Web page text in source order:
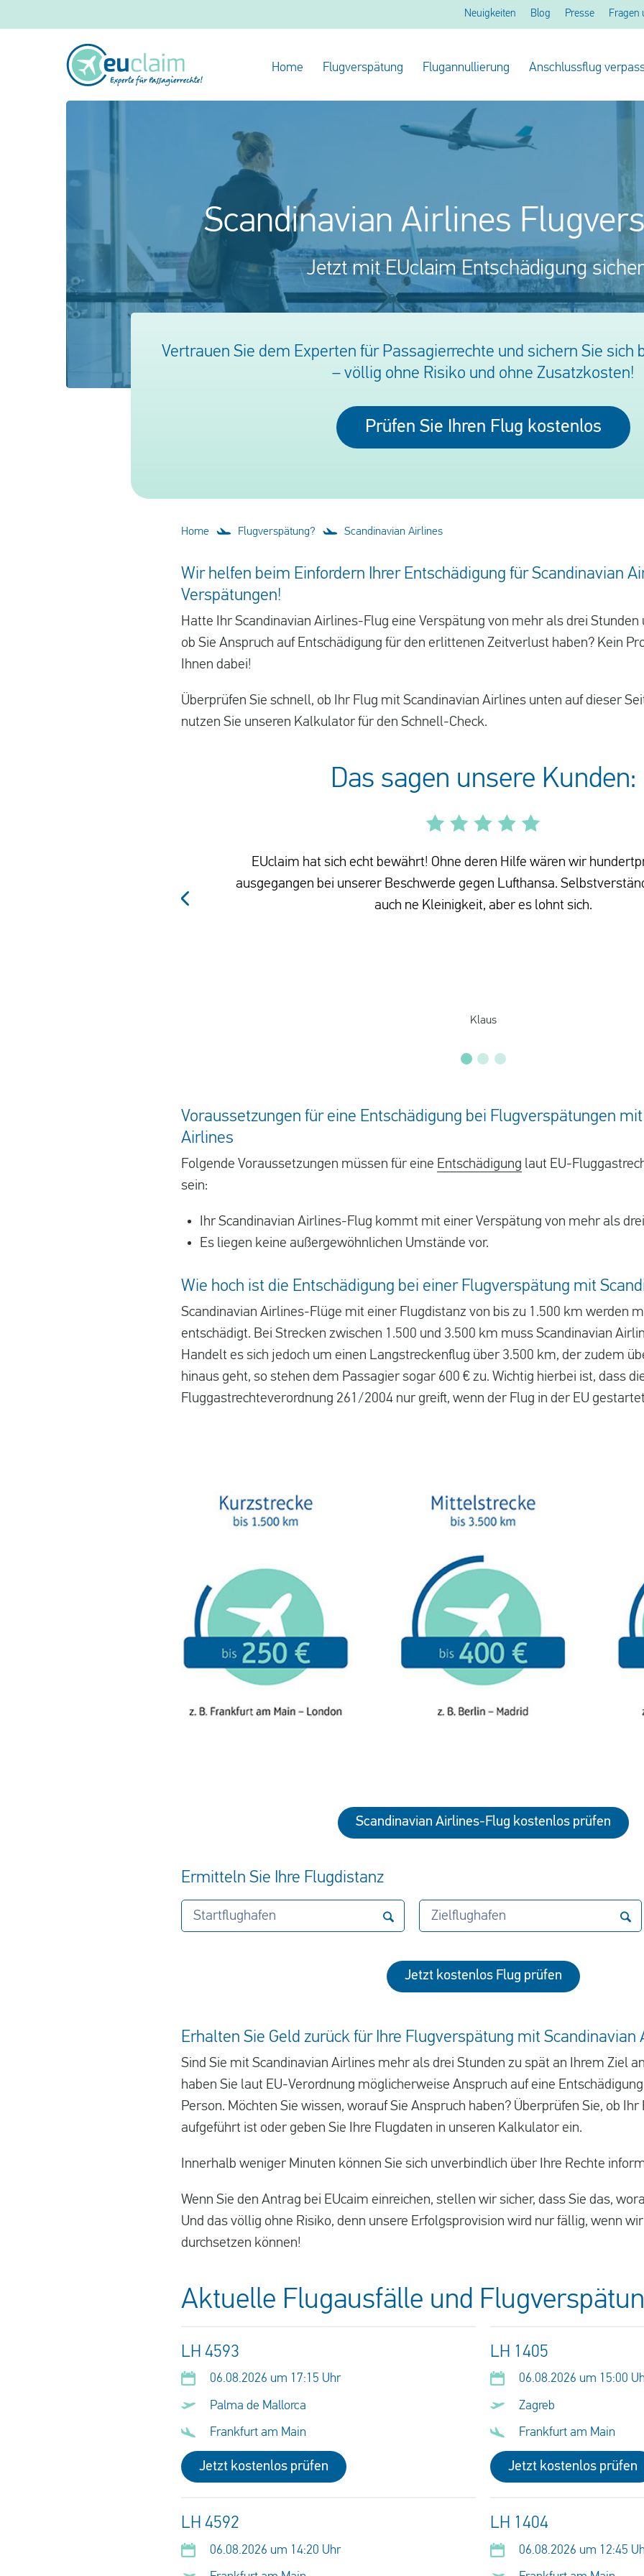
Neuigkeiten Blog Presse Fragen
Home Flugverspätung Flugannullierung Anschlussflug
Scandinavian Airlines
Jetzt mit EUclaim Entschädigung
Vertrauen Sie dem Experten für Passagierrechte und sichern Sie sich
– völlig ohne Risiko und ohne Zusatzkosten!
Prüfen Sie Ihren Flug kostenlos
Home Flugverspätung? Scandinavian Airlines
Wir helfen beim Einfordern Ihrer Entschädigung für Scandinavian
Verspätungen!
Hatte Ihr Scandinavian Airlines-Flug eine Verspätung von mehr als drei Stunden
ob Sie Anspruch auf Entschädigung für den erlittenen Zeitverlust haben? Kein
Ihnen dabei!
Überprüfen Sie schnell, ob Ihr Flug mit Scandinavian Airlines unten auf dieser
nutzen Sie unseren Kalkulator für den Schnell-Check.
Das sagen unsere Kunden:
EUclaim hat sich echt bewährt! Ohne deren Hilfe wären wir
ausgegangen bei unserer Beschwerde gegen Lufthansa.
auch ne Kleinigkeit, aber es lohnt sich.
Klaus
Voraussetzungen für eine Entschädigung bei Flugverspätungen
Airlines
Folgende Voraussetzungen müssen für eine Entschädigung laut EU-
sein:
Ihr Scandinavian Airlines-Flug kommt mit einer Verspätung von mehr als
Es liegen keine außergewöhnlichen Umstände vor.
Wie hoch ist die Entschädigung bei einer Flugverspätung mit
Scandinavian Airlines-Flüge mit einer Flugdistanz von bis zu 1.500 km werden
entschädigt. Bei Strecken zwischen 1.500 und 3.500 km muss Scandinavian
Handelt es sich jedoch um einen Langstreckenflug über 3.500 km, der zudem
hinaus geht, so stehen dem Passagier sogar 600 € zu. Wichtig hierbei ist, dass
Fluggastrechteverordnung 261/2004 nur greift, wenn der Flug in der EU
Scandinavian Airlines-Flug kostenlos prüfen
Ermitteln Sie Ihre Flugdistanz
Startflughafen Zielflughafen
Jetzt kostenlos Flug prüfen
Erhalten Sie Geld zurück für Ihre Flugverspätung mit Scandinavian
Sind Sie mit Scandinavian Airlines mehr als drei Stunden zu spät an Ihrem Ziel
haben Sie laut EU-Verordnung möglicherweise Anspruch auf eine
Person. Möchten Sie wissen, worauf Sie Anspruch haben? Überprüfen Sie, ob
aufgeführt ist oder geben Sie Ihre Flugdaten in unseren Kalkulator ein.
Innerhalb weniger Minuten können Sie sich unverbindlich über Ihre Rechte
Wenn Sie den Antrag bei EUcaim einreichen, stellen wir sicher, dass Sie das,
Und das völlig ohne Risiko, denn unsere Erfolgsprovision wird nur fällig, wenn
durchsetzen können!
Aktuelle Flugausfälle und
LH 4593
06.08.2026 um 17:15 Uhr
Palma de Mallorca
Frankfurt am Main
Jetzt kostenlos prüfen
LH 1405
06.08.2026 um 15:00
Zagreb
Frankfurt am Main
Jetzt kostenlos prüfen
LH 4592
06.08.2026 um 14:20 Uhr
LH 1404
06.08.2026 um 12:45